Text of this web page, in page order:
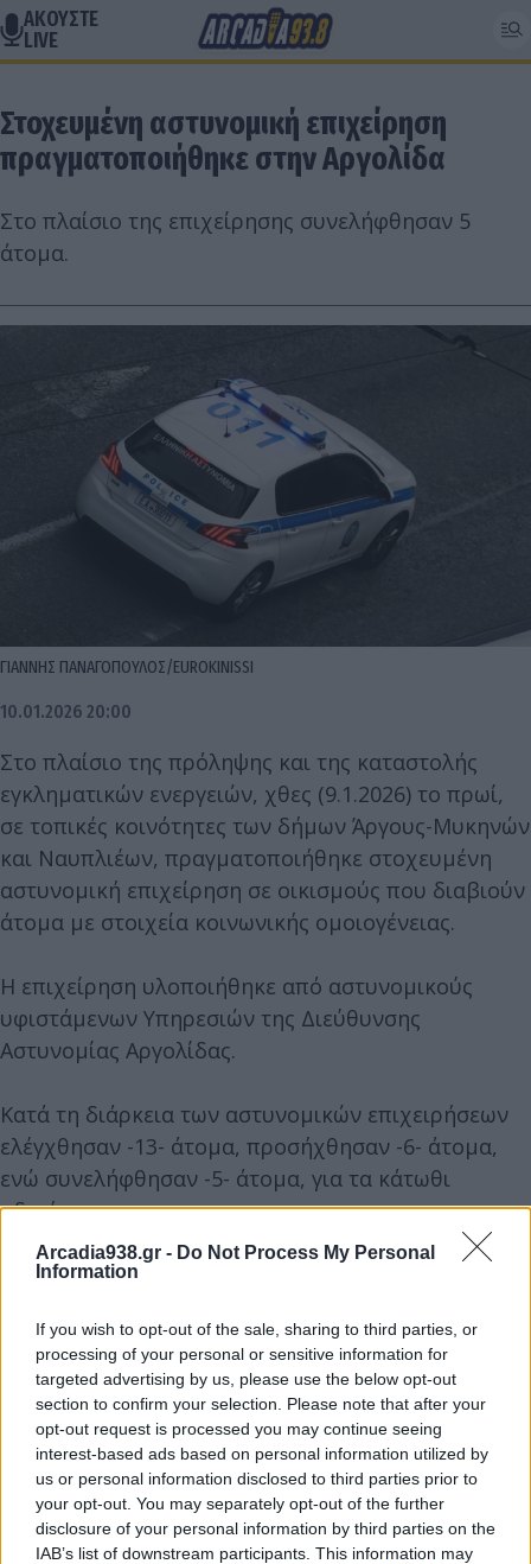
Arcadia938.gr - Do Not Process My Personal
Information
If you wish to opt-out of the sale, sharing to third parties, or
processing of your personal or sensitive information for
targeted advertising by us, please use the below opt-out
section to confirm your selection. Please note that after your
opt-out request is processed you may continue seeing
interest-based ads based on personal information utilized by
us or personal information disclosed to third parties prior to
your opt-out. You may separately opt-out of the further
disclosure of your personal information by third parties on the
IAB’s list of downstream participants. This information may
ΑΚΟΥΣΤΕ
LIVE
Στοχευμένη αστυνομική επιχείρηση
πραγματοποιήθηκε στην Αργολίδα
Στο πλαίσιο της επιχείρησης συνελήφθησαν 5
άτομα.
ΓΙΑΝΝΗΣ ΠΑΝΑΓΟΠΟΥΛΟΣ/EUROKINISSI
10.01.2026 20:00
Στο πλαίσιο της πρόληψης και της καταστολής
εγκληματικών ενεργειών, χθες (9.1.2026) το πρωί,
σε τοπικές κοινότητες των δήμων Άργους-Μυκηνών
και Ναυπλιέων, πραγματοποιήθηκε στοχευμένη
αστυνομική επιχείρηση σε οικισμούς που διαβιούν
άτομα με στοιχεία κοινωνικής ομοιογένειας.
Η επιχείρηση υλοποιήθηκε από αστυνομικούς
υφιστάμενων Υπηρεσιών της Διεύθυνσης
Αστυνομίας Αργολίδας.
Κατά τη διάρκεια των αστυνομικών επιχειρήσεων
ελέγχθησαν -13- άτομα, προσήχθησαν -6- άτομα,
ενώ συνελήφθησαν -5- άτομα, για τα κάτωθι
αδικήματα:
• -2- άτομα, για κλοπή ηλεκτρικής ενέργειας,
• -1- άτομο, για παράβαση του Κώδικα Οδικής
• -1- άτομο, για στέρηση δελτίου ταυτότητας και
• -1- άτομο, για παραμέληση εποπτείας ανηλίκου.
Τέλος, στο πλαίσιο της επιχείρησης, βεβαιώθηκαν
-3- παραβάσεις του Κώδικα Οδικής Κυκλοφορίας,
πραγματοποιήθηκε -1- ακινητοποίηση οχήματος,
ενώ κατασχέθηκαν ηλεκτρικά καλώδια.